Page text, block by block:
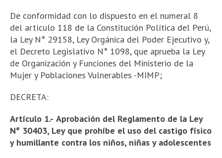
De conformidad con lo dispuesto en el numeral 8
del artículo 118 de la Constitución Política del Perú,
la Ley N° 29158, Ley Orgánica del Poder Ejecutivo y,
el Decreto Legislativo N° 1098, que aprueba la Ley
de Organización y Funciones del Ministerio de la
Mujer y Poblaciones Vulnerables -MIMP;
DECRETA:
Artículo 1.- Aprobación del Reglamento de la Ley
N° 30403, Ley que prohíbe el uso del castigo físico
y humillante contra los niños, niñas y adolescentes